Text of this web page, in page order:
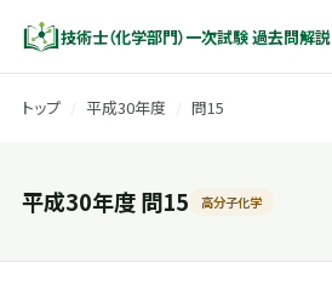
技術士（化学部門）一次試験 過去問解説
トップ 平成30年度 問15
平成30年度 問15 高分子化学